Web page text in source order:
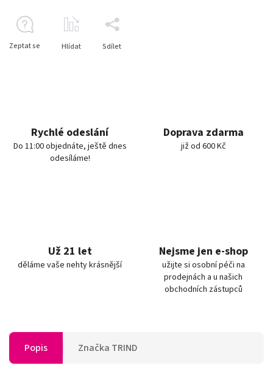
Zeptat se Hlídat Sdílet
Rychlé odeslání
Do 11:00 objednáte, ještě dnes
odesíláme!
Doprava zdarma
již od 600 Kč
Už 21 let
děláme vaše nehty krásnější
Nejsme jen e-shop
užijte si osobní péči na
prodejnách a u našich
obchodních zástupců
Popis Značka TRIND